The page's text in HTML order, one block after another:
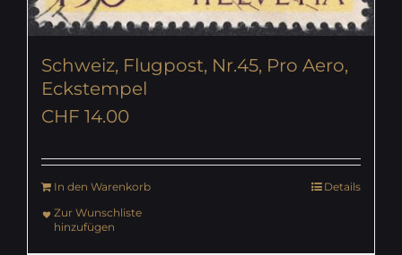
Schweiz, Flugpost, Nr.45, Pro Aero,
Eckstempel
CHF 14.00
In den Warenkorb
Details
Zur Wunschliste
hinzufügen